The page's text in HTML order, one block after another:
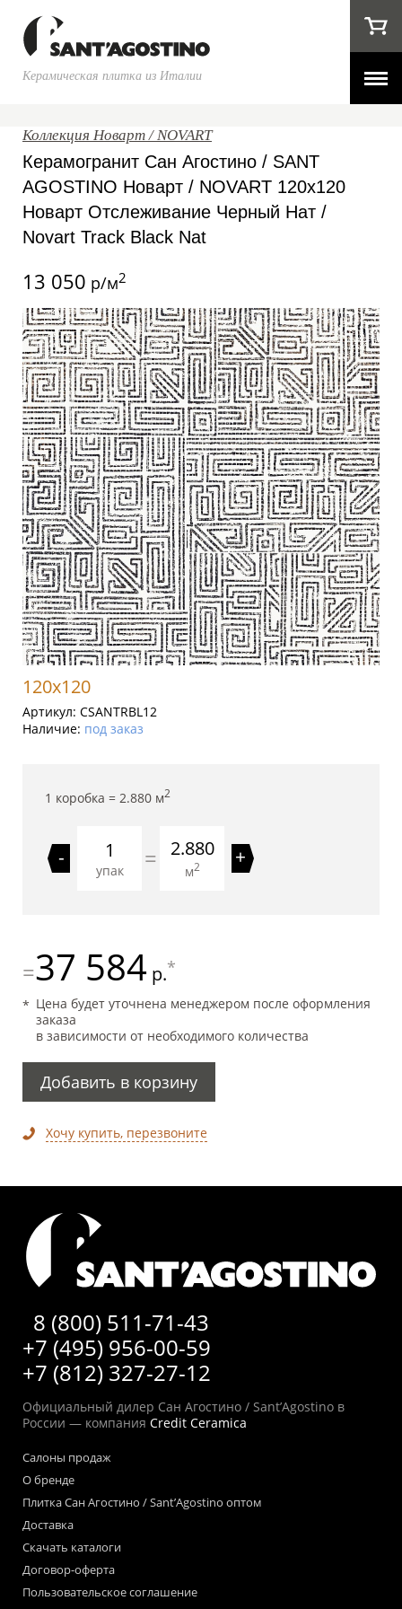
Керамическая плитка из Италии
Коллекция Новарт / NOVART
Керамогранит Сан Агостино / SANT
AGOSTINO Новарт / NOVART 120x120
Новарт Отслеживание Черный Нат /
Novart Track Black Nat
13 050 р/м2
120x120
Артикул: CSANTRBL12
Наличие: под заказ
1 коробка = 2.880 м2
-
упак = 2.880
м2 +
=37 584 р.*
Цена будет уточнена менеджером после оформления
заказа
в зависимости от необходимого количества
Добавить в корзину
Хочу купить, перезвоните
8 (800) 511-71-43
+7 (495) 956-00-59
+7 (812) 327-27-12
Официальный дилер Сан Агостино / Sant’Agostino в
России — компания Credit Ceramica
Салоны продаж
О бренде
Плитка Сан Агостино / Sant’Agostino оптом
Доставка
Скачать каталоги
Договор-оферта
Пользовательское соглашение